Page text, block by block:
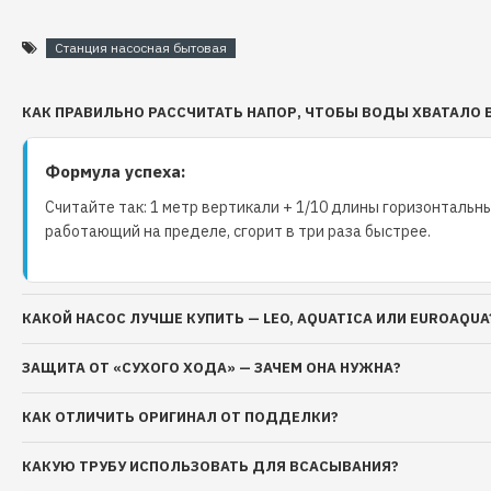
плотности и химической активности общая
1500г/см? показатель pH 6,5 - 9,5 содержание
температура перекачиваемой жидкости: +40°С
температура окружающей среды: +40°С
0,6 МПа (6 бар), для станций AUQB70/E, AUTPS70/E
насос серии AUJET 80B/E1(А) (UA). И Вы обеспечите
водоснабжением.
Станция насосная бытовая
КАК ПРАВИЛЬНО РАССЧИТАТЬ НАПОР, ЧТОБЫ ВОДЫ ХВАТАЛО
Формула успеха:
Считайте так: 1 метр вертикали + 1/10 длины
работающий на пределе, сгорит в три раза быстрее.
КАКОЙ НАСОС ЛУЧШЕ КУПИТЬ — LEO, AQUATICA ИЛИ
ЗАЩИТА ОТ «СУХОГО ХОДА» — ЗАЧЕМ ОНА НУЖНА?
КАК ОТЛИЧИТЬ ОРИГИНАЛ ОТ ПОДДЕЛКИ?
КАКУЮ ТРУБУ ИСПОЛЬЗОВАТЬ ДЛЯ ВСАСЫВАНИЯ?